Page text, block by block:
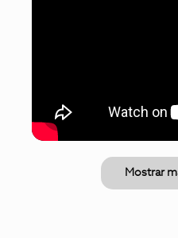
Mostrar